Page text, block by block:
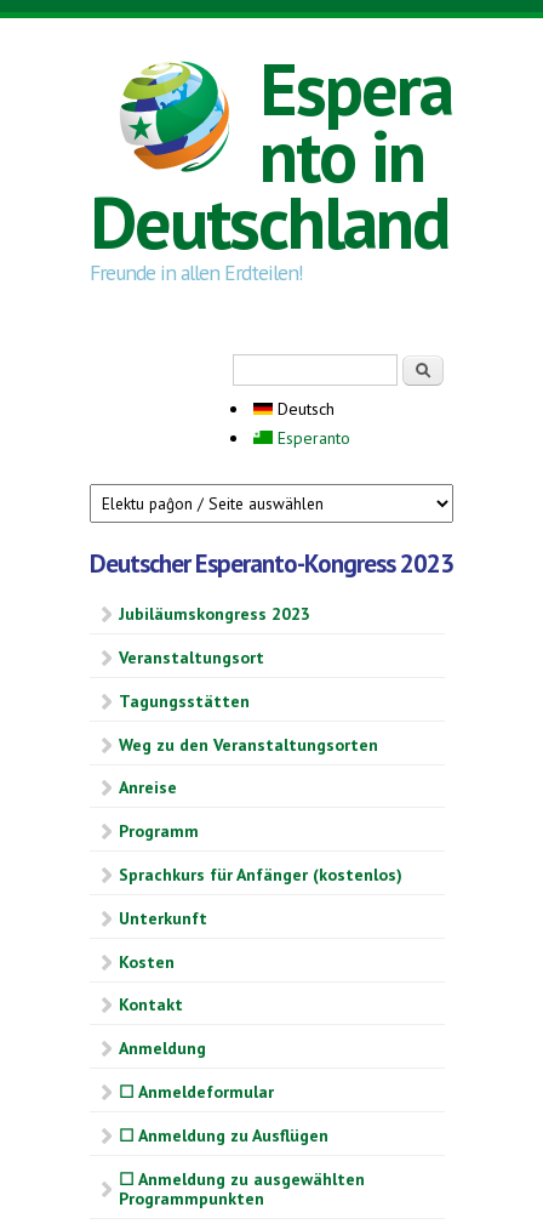
Direkt zum Inhalt
Espera
nto in
Deutschland
Freunde in allen Erdteilen!
Deutsch
Esperanto
Deutscher Esperanto-Kongress 2023
Jubiläumskongress 2023
Veranstaltungsort
Tagungsstätten
Weg zu den Veranstaltungsorten
Anreise
Programm
Sprachkurs für Anfänger (kostenlos)
Unterkunft
Kosten
Kontakt
Anmeldung
☐ Anmeldeformular
☐ Anmeldung zu Ausflügen
☐ Anmeldung zu ausgewählten
Programmpunkten